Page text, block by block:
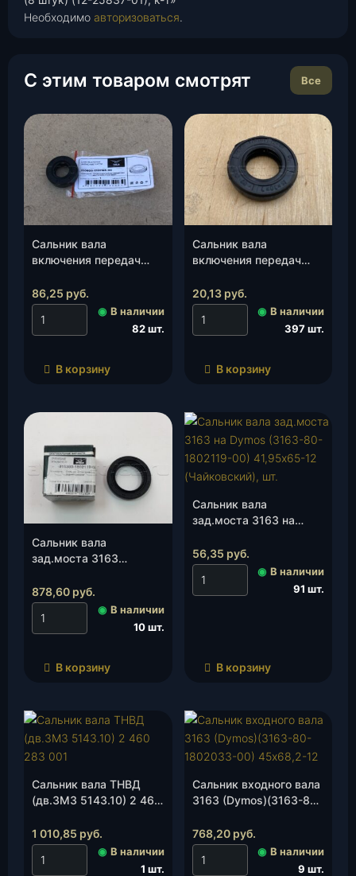
Необходимо авторизоваться.
С этим товаром смотрят Все
Сальник вала
включения передач
(УАЗ)(2206-00-
1702165-00)(NAK/
Корея), шт.
86,25 руб.
◉ В наличии
82 шт.
В корзину
Сальник вала
включения передач
АДС/BAIC УАЗ 452
(2206-1702169)
(Балаково)(16*30*7),
шт.
20,13 руб.
◉ В наличии
397 шт.
В корзину
Сальник вала
зад.моста 3163
1802119-
00/48283T00010)
42х65-12, шт.
878,60 руб.
◉ В наличии
10 шт.
В корзину
Сальник вала
зад.моста 3163 на
1802119-00) 41,95х65-
12 (Чайковский), шт.
56,35 руб.
◉ В наличии
91 шт.
В корзину
Сальник вала ТНВД
(дв.ЗМЗ 5143.10) 2 460
1 010,85 руб.
◉ В наличии
1 шт.
Сальник входного вала
3163 (Dymos)(3163-80-
12, шт.
768,20 руб.
◉ В наличии
9 шт.